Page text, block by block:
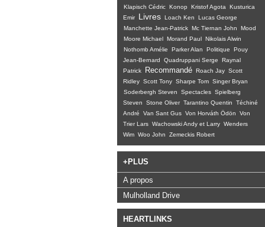
Klapisch Cédric Konop Kristof Agota
Kusturica
Emir
Livres Loach Ken
Lucas George
Manchette Jean-Patrick Mc Tiernan John
Mood
Moore Michael Morand Paul Nikolais Alwin
Nothomb Amélie
Parker Alan Politique
Pouy
Jean-Bernard
Quadruppani Serge
Raynal
Patrick
Recommandé Roach Jay Scott
Ridley Scott Tony Sharpe Tom Singer Bryan
Soderbergh Steven
Spectacles Spielberg
Steven
Stone Oliver Tarantino Quentin
Téchiné
André
Van Sant Gus Von Horváth Ödön
Von
Trier Lars Wachowski Andy et Larry Wenders
Wim Woo John Zemeckis Robert
+PLUS
A propos
Mulholland Drive
HEARTLINKS